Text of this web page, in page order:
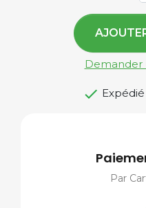
Demander

Par